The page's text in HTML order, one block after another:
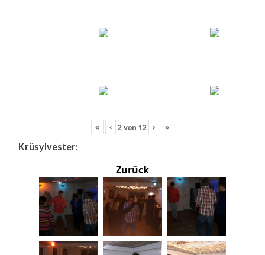
« ‹ 2von 12 › »
Krüsylvester:
Zurück